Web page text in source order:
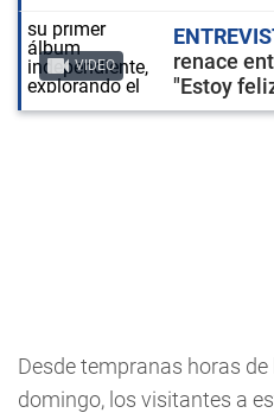
VIDEO
renace
"Estoy
Desde tempranas horas
domingo, los visitantes a